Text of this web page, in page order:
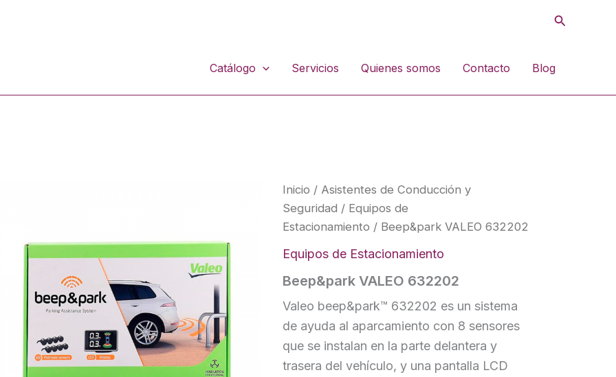
Buscar
Catálogo Servicios Quienes somos Contacto Blog
Inicio / Asistentes de Conducción y
Seguridad / Equipos de
Estacionamiento / Beep&park VALEO 632202
Equipos de Estacionamiento
Beep&park VALEO 632202
Valeo beep&park™ 632202 es un sistema
de ayuda al aparcamiento con 8 sensores
que se instalan en la parte delantera y
trasera del vehículo, y una pantalla LCD